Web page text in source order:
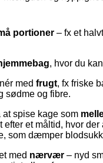
portioner – fx et
, hvor du
med frugt, fx friske
sødme og fibre.
at spise kage som
efter et måltid, hvor
som dæmper
med nærvær – nyd